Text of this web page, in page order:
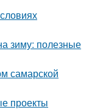
зиму: полезные
самарской
проекты